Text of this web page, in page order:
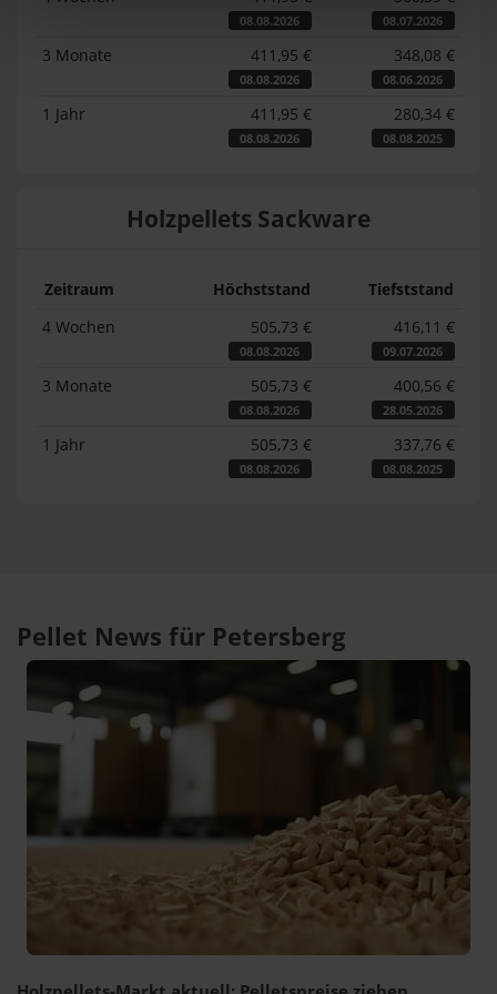
08.08.2026 08.07.2026
3 Monate 411,95 €
08.08.2026
348,08 €
08.06.2026
1 Jahr 411,95 €
08.08.2026
280,34 €
08.08.2025
Holzpellets Sackware
Zeitraum Höchststand
Tiefststand
4 Wochen
505,73 €
08.08.2026
416,11 €
09.07.2026
3 Monate 505,73 €
08.08.2026
400,56 €
28.05.2026
1 Jahr 505,73 €
08.08.2026
337,76 €
08.08.2025
Pellet News für Petersberg